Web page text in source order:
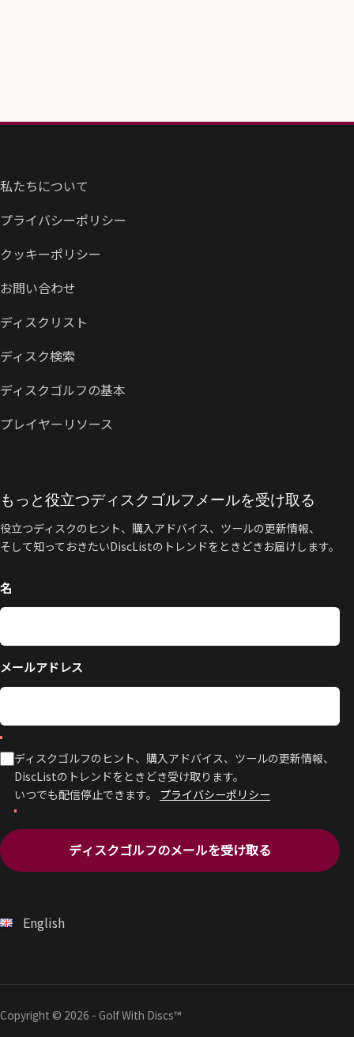
私たちについて
プライバシーポリシー
クッキーポリシー
お問い合わせ
ディスクリスト
ディスク検索
ディスクゴルフの基本
プレイヤーリソース
もっと役立つディスクゴルフメールを受け取る
役立つディスクのヒント、購入アドバイス、ツールの更新情報、
そして知っておきたいDiscListのトレンドをときどきお届けします。
名
メールアドレス
ディスクゴルフのヒント、購入アドバイス、ツールの更新情報、
DiscListのトレンドをときどき受け取ります。
いつでも配信停止できます。 プライバシーポリシー
ディスクゴルフのメールを受け取る
English
Copyright © 2026 - Golf With Discs™